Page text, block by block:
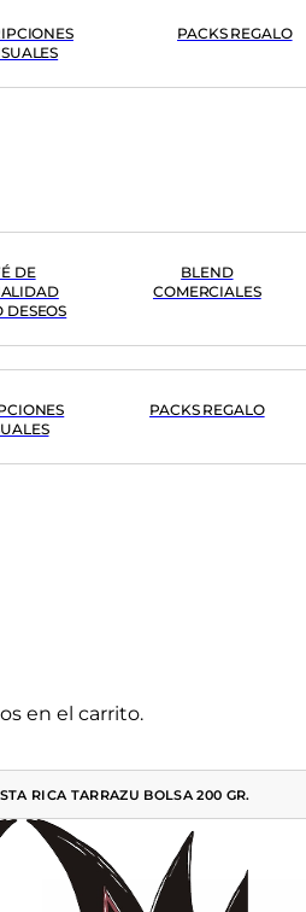
PACKS REGALO
DE
DESEOS
BLEND
COMERCIALES
PACKS REGALO
en el carrito.
RICA TARRAZU BOLSA 200 GR.